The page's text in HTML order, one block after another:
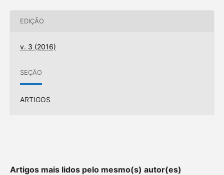
EDIÇÃO
v. 3 (2016)
SEÇÃO
ARTIGOS
Artigos mais lidos pelo mesmo(s) autor(es)